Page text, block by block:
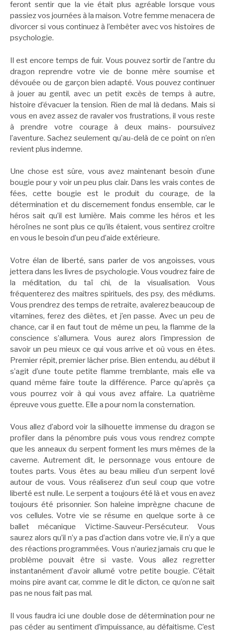
feront sentir que la vie était plus agréable lorsque vous
passiez vos journées à la maison. Votre femme menacera de
divorcer si vous continuez à l’embêter avec vos histoires de
psychologie.
Il est encore temps de fuir. Vous pouvez sortir de l’antre du
dragon reprendre votre vie de bonne mère soumise et
dévouée ou de garçon bien adapté. Vous pouvez continuer
à jouer au gentil, avec un petit excès de temps à autre,
histoire d’évacuer la tension. Rien de mal là dedans. Mais si
vous en avez assez de ravaler vos frustrations, il vous reste
à prendre votre courage à deux mains- poursuivez
l’aventure. Sachez seulement qu’au-delà de ce point on n’en
revient plus indemne.
Une chose est sûre, vous avez maintenant besoin d’une
bougie pour y voir un peu plus clair. Dans les vrais contes de
fées, cette bougie est le produit du courage, de la
détermination et du discernement fondus ensemble, car le
héros sait qu’il est lumière. Mais comme les héros et les
héroïnes ne sont plus ce qu’ils étaient, vous sentirez croître
en vous le besoin d’un peu d’aide extérieure.
Votre élan de liberté, sans parler de vos angoisses, vous
jettera dans les livres de psychologie. Vous voudrez faire de
la méditation, du taï chi, de la visualisation. Vous
fréquenterez des maîtres spirituels, des psy, des médiums.
Vous prendrez des temps de retraite, avalerez beaucoup de
vitamines, ferez des diètes, et j’en passe. Avec un peu de
chance, car il en faut tout de même un peu, la flamme de la
conscience s’allumera. Vous aurez alors l’impression de
savoir un peu mieux ce qui vous arrive et où vous en êtes.
Premier répit, premier lâcher prise. Bien entendu, au début il
s’agit d’une toute petite flamme tremblante, mais elle va
quand même faire toute la différence. Parce qu’après ça
vous pourrez voir à qui vous avez affaire. La quatrième
épreuve vous guette. Elle a pour nom la consternation.
Vous allez d’abord voir la silhouette immense du dragon se
profiler dans la pénombre puis vous vous rendrez compte
que les anneaux du serpent forment les murs mêmes de la
caverne. Autrement dit, le personnage vous entoure de
toutes parts. Vous êtes au beau milieu d’un serpent lové
autour de vous. Vous réaliserez d’un seul coup que votre
liberté est nulle. Le serpent a toujours été là et vous en avez
toujours été prisonnier. Son haleine imprègne chacune de
vos cellules. Votre vie se résume en quelque sorte à ce
ballet mécanique Victime-Sauveur-Persécuteur. Vous
saurez alors qu’il n’y a pas d’action dans votre vie, il n’y a que
des réactions programmées. Vous n’auriez jamais cru que le
problème pouvait être si vaste. Vous allez regretter
instantanément d’avoir allumé votre petite bougie. C’était
moins pire avant car, comme le dit le dicton, ce qu’on ne sait
pas ne nous fait pas mal.
Il vous faudra ici une double dose de détermination pour ne
pas céder au sentiment d’impuissance, au défaitisme. C’est